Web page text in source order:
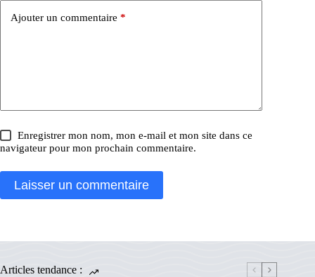
Ajouter un commentaire *
Enregistrer mon nom, mon e-mail et mon site dans ce
navigateur pour mon prochain commentaire.
Laisser un commentaire
Articles tendance :